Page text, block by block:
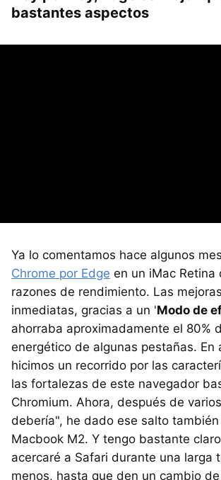
bastantes aspectos
Ya lo comentamos hace algunos
Chrome por Edge en un iMac Retina
razones de rendimiento. Las
inmediatas, gracias a un 'Modo de
ahorraba aproximadamente el 80%
energético de algunas pestañas. En
hicimos un recorrido por las
las fortalezas de este navegador
Chromium. Ahora, después de
debería", he dado ese salto también
Macbook M2. Y tengo bastante
acercaré a Safari durante una larga
menos, hasta que den un cambio